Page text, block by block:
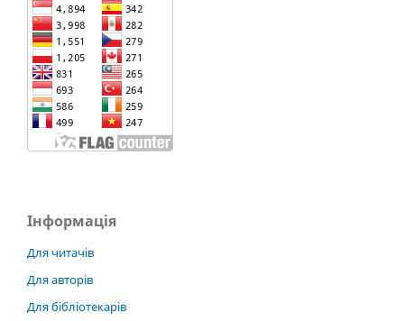
Інформація
Для читачів
Для авторів
Для бібліотекарів